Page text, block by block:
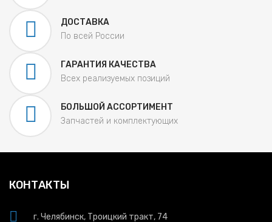
ДОСТАВКА
По всей России
ГАРАНТИЯ КАЧЕСТВА
Всех реализуемых позиций
БОЛЬШОЙ АССОРТИМЕНТ
Запчастей и комплектующих
КОНТАКТЫ
г. Челябинск, Троицкий тракт, 74